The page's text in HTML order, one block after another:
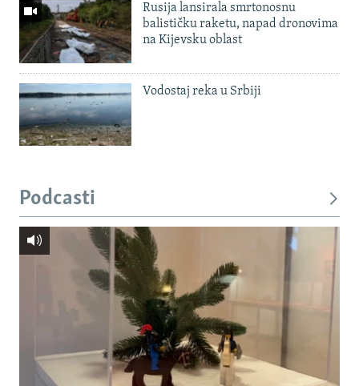
Rusija lansirala smrtonosnu
balističku raketu, napad dronovima
na Kijevsku oblast
Vodostaj reka u Srbiji
Podcasti